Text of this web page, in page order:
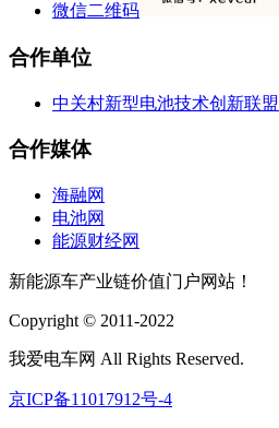
微信二维码
合作单位
中关村新型电池技术创新联盟
合作媒体
海融网
电池网
能源财经网
新能源车产业链价值门户网站！
Copyright © 2011-2022
我爱电车网 All Rights Reserved.
京ICP备11017912号-4